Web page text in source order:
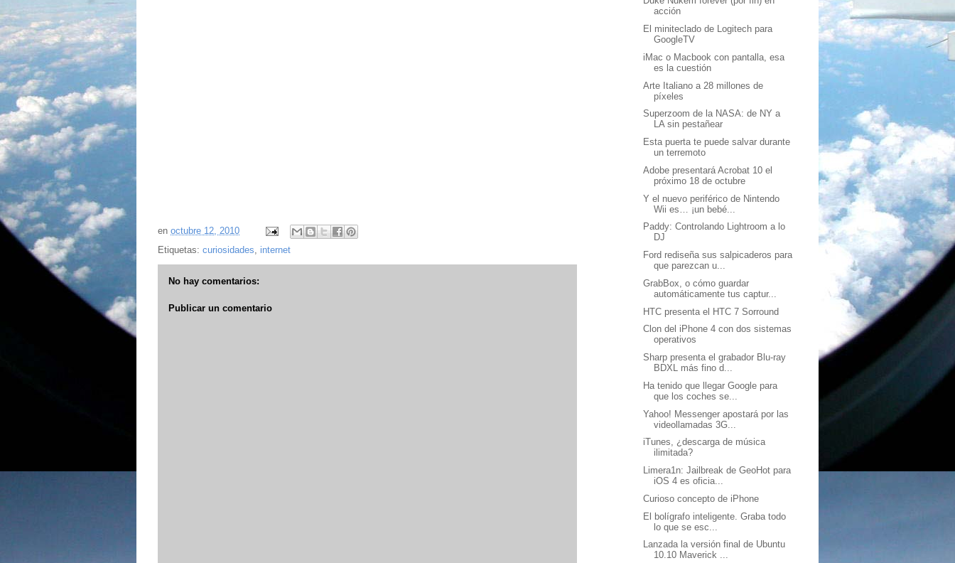
en octubre 12, 2010
Etiquetas: curiosidades, internet
No hay comentarios:
Publicar un comentario
acción
El miniteclado de Logitech para
GoogleTV
iMac o Macbook con pantalla, esa
es la cuestión
Arte Italiano a 28 millones de
píxeles
Superzoom de la NASA: de NY a
LA sin pestañear
Esta puerta te puede salvar durante
un terremoto
Adobe presentará Acrobat 10 el
próximo 18 de octubre
Y el nuevo periférico de Nintendo
Wii es… ¡un bebé...
Paddy: Controlando Lightroom a lo
DJ
Ford rediseña sus salpicaderos para
que parezcan u...
GrabBox, o cómo guardar
automáticamente tus captur...
HTC presenta el HTC 7 Sorround
Clon del iPhone 4 con dos sistemas
operativos
Sharp presenta el grabador Blu-ray
BDXL más fino d...
Ha tenido que llegar Google para
que los coches se...
Yahoo! Messenger apostará por las
videollamadas 3G...
iTunes, ¿descarga de música
ilimitada?
Limera1n: Jailbreak de GeoHot para
iOS 4 es oficia...
Curioso concepto de iPhone
El bolígrafo inteligente. Graba todo
lo que se esc...
Lanzada la versión final de Ubuntu
10.10 Maverick ...